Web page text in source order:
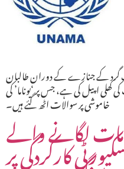
گرد کے جنازے کے دوران طالبان
اپیل کی ہے، جس پر ‘یوناما’ کی
خاموشی پر سوالات اٹھ گئے ہیں۔
لگانے والے
کارکردگی پر